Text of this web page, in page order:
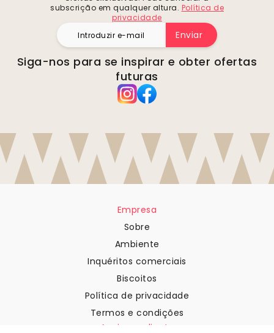
subscrição em qualquer altura. Política de
privacidade
Enviar
Siga-nos para se inspirar e obter ofertas
futuras
Empresa
Sobre
Ambiente
Inquéritos comerciais
Biscoitos
Política de privacidade
Termos e condições
Apoio ao cliente